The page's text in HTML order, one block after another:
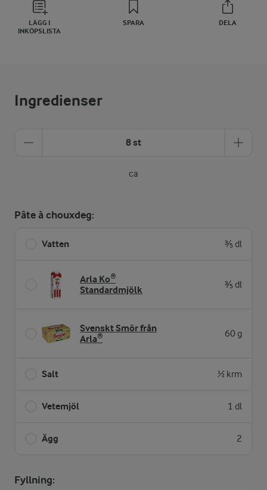
LÄGG I
INKÖPSLISTA
SPARA DELA
Ingredienser
8 st
ca
Pâte à chouxdeg:
Vatten ⅗ dl
Arla Ko®
Standardmjölk
⅗ dl
Svenskt Smör från
Arla®
60 g
Salt ½ krm
Vetemjöl 1 dl
Ägg 2
Fyllning: